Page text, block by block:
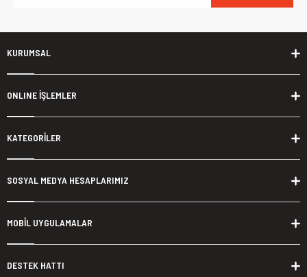
KURUMSAL
ONLINE İŞLEMLER
KATEGORİLER
SOSYAL MEDYA HESAPLARIMIZ
MOBİL UYGULAMALAR
DESTEK HATTI